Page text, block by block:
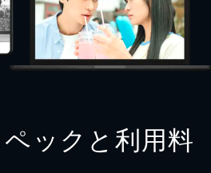
ックと利用料